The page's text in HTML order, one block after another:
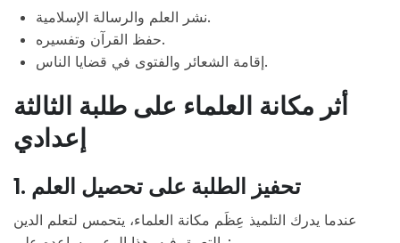
نشر العلم والرسالة الإسلامية.
حفظ القرآن وتفسيره.
إقامة الشعائر والفتوى في قضايا الناس.
أثر مكانة العلماء على طلبة الثالثة
إعدادي
1. تحفيز الطلبة على تحصيل العلم
عندما يدرك التلميذ عِظَم مكانة العلماء، يتحمس لتعلم الدين